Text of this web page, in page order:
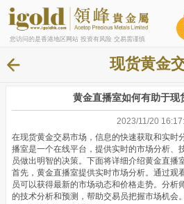
您访问的是香港地区网站 投资有风险 交易需谨慎
现货黄金
黄金直播室如何有助于现
2023/11/20
在现货黄金交易市场，信息的快速获取和实时
播室是一个在线平台，提供实时的市场分析、
员做出明智的决策。下面将详细介绍黄金直播
首先，黄金直播室提供实时市场分析。通过观
员可以获得最新的市场动态和价格走势。分析
的技术分析和预测，帮助交易员把握市场机会